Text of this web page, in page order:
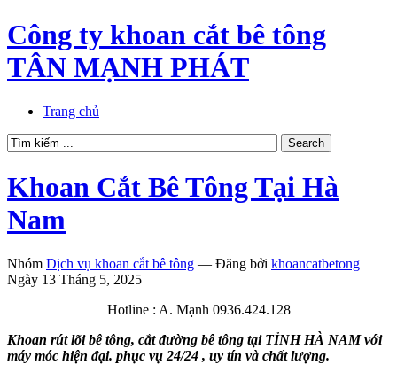
Công ty khoan cắt bê tông
TÂN MẠNH PHÁT
Trang chủ
Khoan Cắt Bê Tông Tại Hà
Nam
Nhóm Dịch vụ khoan cắt bê tông — Đăng bởi khoancatbetong
Ngày 13 Tháng 5, 2025
Hotline : A. Mạnh 0936.424.128
Khoan rút lõi bê tông, cắt đường bê tông tại TỈNH HÀ NAM với
máy móc hiện đại. phục vụ 24/24 , uy tín và chất lượng.